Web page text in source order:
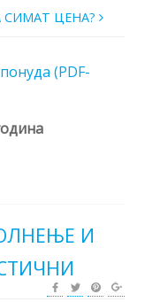
СИМАТ ЦЕНА?
(PDF-
И